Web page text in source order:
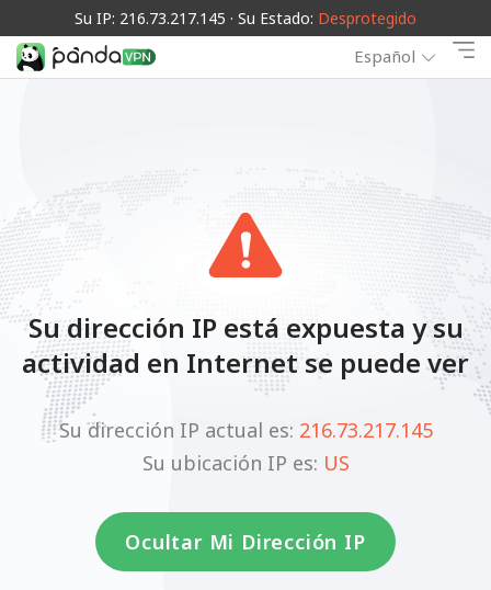
Su IP: 216.73.217.145 · Su Estado: Desprotegido
Español
Su dirección IP está expuesta y su
actividad en Internet se puede ver
Su dirección IP actual es: 216.73.217.145
Su ubicación IP es: US
Ocultar Mi Dirección IP